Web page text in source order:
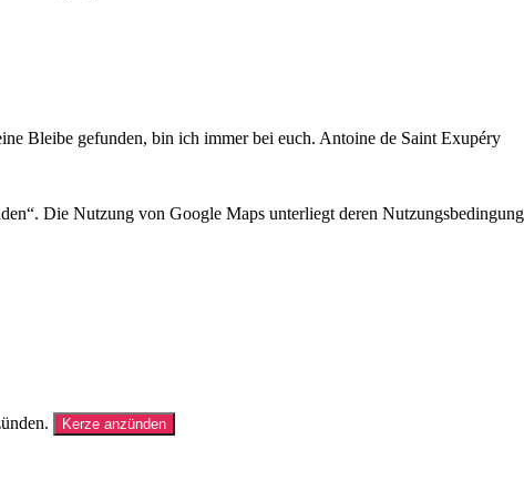
Bleibe gefunden, bin ich immer bei euch. Antoine de Saint Exupéry
Die Nutzung von Google Maps unterliegt deren
Kerze anzünden